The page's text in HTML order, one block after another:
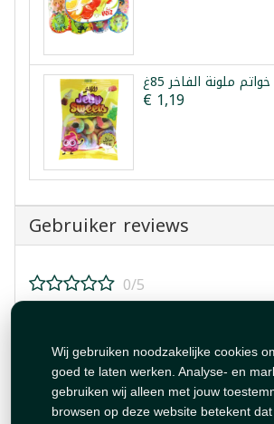
Wij gebruiken noodzakelijke cookies
goed te laten werken. Analyse- en
gebruiken wij alleen met jouw
browsen op deze website betekent
ملونة الفاخر 85غ
€ 1,19
Gebruiker reviews
0/5